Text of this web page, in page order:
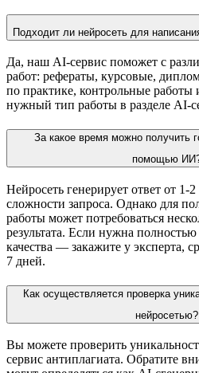
Подходит ли нейросеть для
Да, наш AI-сервис поможет с
работ: рефераты, курсовые,
по практике, контрольные
нужный тип работы в разделе AI-
За какое время можно получить
помощью
Нейросеть генерирует ответ от 1-
сложности запроса. Однако для
работы может потребоваться
результата. Если нужна полностью
качества — закажите у эксперта,
7 дней.
Как осуществляется проверка
нейросетью?
Вы можете проверить
сервис антиплагиата. Обратите